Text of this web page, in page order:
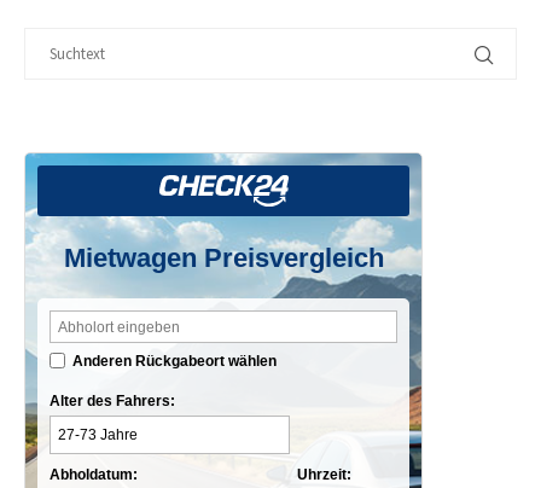
Mietwagen Preisvergleich
Anderen Rückgabeort wählen
Alter des Fahrers:
Abholdatum: Uhrzeit: